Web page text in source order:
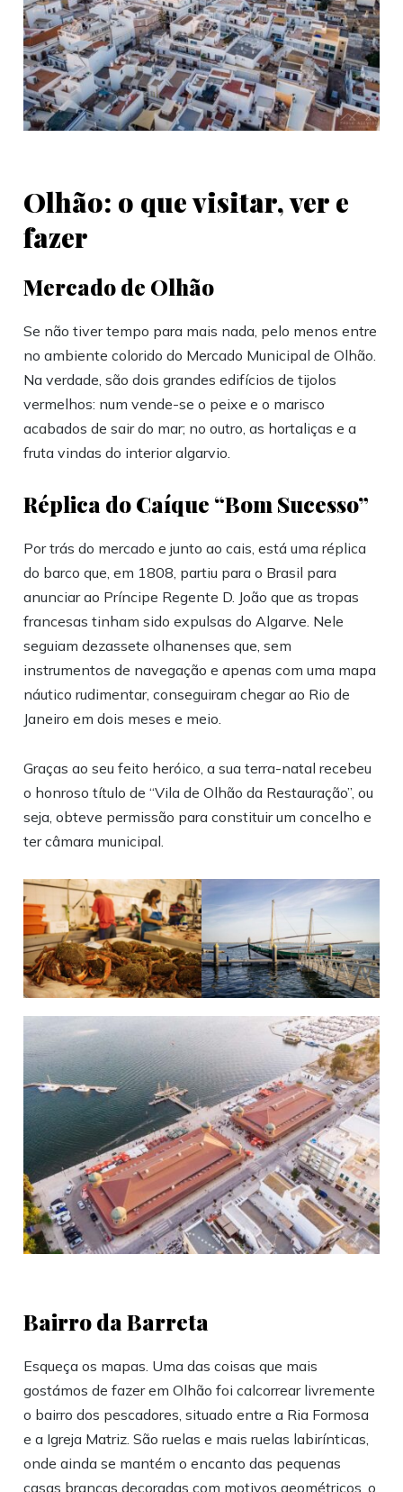
Olhão: o que visitar, ver e
fazer
Mercado de Olhão
Se não tiver tempo para mais nada, pelo menos entre
no ambiente colorido do Mercado Municipal de Olhão.
Na verdade, são dois grandes edifícios de tijolos
vermelhos: num vende-se o peixe e o marisco
acabados de sair do mar; no outro, as hortaliças e a
fruta vindas do interior algarvio.
Réplica do Caíque “Bom Sucesso”
Por trás do mercado e junto ao cais, está uma réplica
do barco que, em 1808, partiu para o Brasil para
anunciar ao Príncipe Regente D. João que as tropas
francesas tinham sido expulsas do Algarve. Nele
seguiam dezassete olhanenses que, sem
instrumentos de navegação e apenas com uma mapa
náutico rudimentar, conseguiram chegar ao Rio de
Janeiro em dois meses e meio.
Graças ao seu feito heróico, a sua terra-natal recebeu
o honroso título de “Vila de Olhão da Restauração”, ou
seja, obteve permissão para constituir um concelho e
ter câmara municipal.
Bairro da Barreta
Esqueça os mapas. Uma das coisas que mais
gostámos de fazer em Olhão foi calcorrear livremente
o bairro dos pescadores, situado entre a Ria Formosa
e a Igreja Matriz. São ruelas e mais ruelas labirínticas,
onde ainda se mantém o encanto das pequenas
casas brancas decoradas com motivos geométricos, o